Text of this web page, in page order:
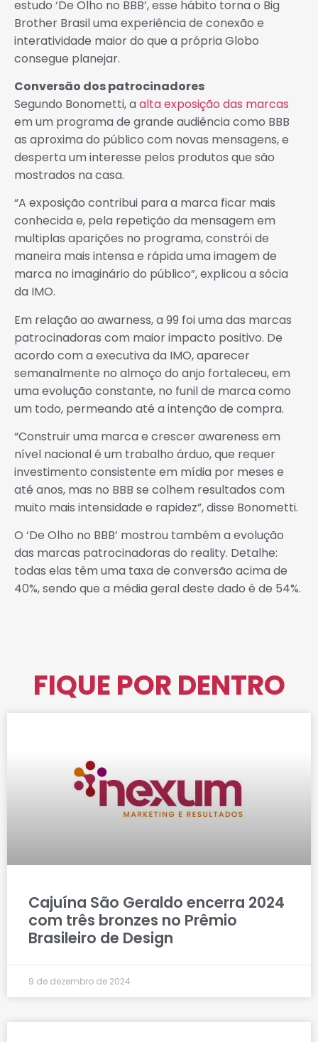
estudo ‘De Olho no BBB’, esse hábito torna o Big
Brother Brasil uma experiência de conexão e
interatividade maior do que a própria Globo
consegue planejar.
Conversão dos patrocinadores
Segundo Bonometti, a alta exposição das marcas
em um programa de grande audiência como BBB
as aproxima do público com novas mensagens, e
desperta um interesse pelos produtos que são
mostrados na casa.
“A exposição contribui para a marca ficar mais
conhecida e, pela repetição da mensagem em
multiplas aparições no programa, constrói de
maneira mais intensa e rápida uma imagem de
marca no imaginário do público”, explicou a sócia
da IMO.
Em relação ao awarness, a 99 foi uma das marcas
patrocinadoras com maior impacto positivo. De
acordo com a executiva da IMO, aparecer
semanalmente no almoço do anjo fortaleceu, em
uma evolução constante, no funil de marca como
um todo, permeando até a intenção de compra.
“Construir uma marca e crescer awareness em
nível nacional é um trabalho árduo, que requer
investimento consistente em mídia por meses e
até anos, mas no BBB se colhem resultados com
muito mais intensidade e rapidez”, disse Bonometti.
O ‘De Olho no BBB’ mostrou também a evolução
das marcas patrocinadoras do reality. Detalhe:
todas elas têm uma taxa de conversão acima de
40%, sendo que a média geral deste dado é de 54%.
FIQUE POR DENTRO
Cajuína São Geraldo encerra 2024
com três bronzes no Prêmio
Brasileiro de Design
9 de dezembro de 2024